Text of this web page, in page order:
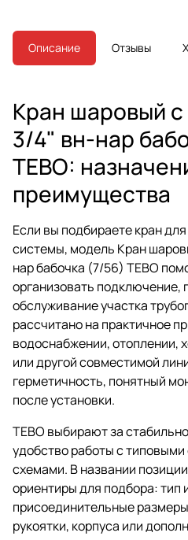
Описание Отзывы
Кран шаровый
3/4" вн-нар
ТЕВО:
преимущества
Если вы подбираете кран
системы, модель Кран
нар бабочка (7/56) ТЕВО
организовать подключение,
обслуживание участка
рассчитано на практичное
водоснабжении, отоплении,
или другой совместимой
герметичность, понятный
после установки.
ТЕВО выбирают за
удобство работы с
схемами. В названии
ориентиры для подбора: тип
присоединительные
рукоятки, корпуса или